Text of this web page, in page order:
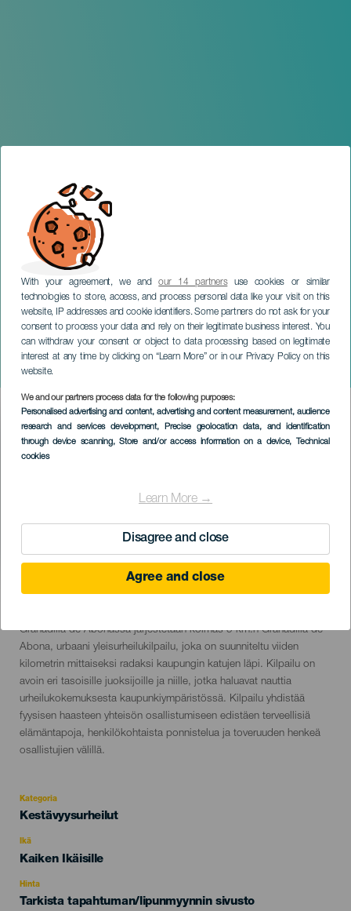
With your agreement, we andour 14 partnersuse cookies or similar
technologies to store, access, and process personal data like your visit on this
website, IP addresses and cookie identifiers. Some partners do not ask for your
consent to process your data and rely on their legitimate business interest. You
can withdraw your consent or object to data processing based on legitimate
interest at any time by clicking on “Learn More” or in our Privacy Policy on this
website.
We and our partners process data for the following purposes:
Personalised advertising and content, advertising and content measurement, audience
research and services development, Precise geolocation data, and identification
through device scanning, Store and/or access information on a device, Technical
cookies
Learn More →
Disagree and close
Agree and close
5Km Granadilla de Abona
TENERIFFA
Imagen
Listado
25 October 2026
Descripción
del
evento
Granadilla de Abonassa järjestetään kolmas 5 km:n Granadilla de
Abona, urbaani yleisurheilukilpailu, joka on suunniteltu viiden
kilometrin mittaiseksi radaksi kaupungin katujen läpi. Kilpailu on
avoin eri tasoisille juoksijoille ja niille, jotka haluavat nauttia
urheilukokemuksesta kaupunkiympäristössä. Kilpailu yhdistää
fyysisen haasteen yhteisön osallistumiseen edistäen terveellisiä
elämäntapoja, henkilökohtaista ponnistelua ja toveruuden henkeä
osallistujien välillä.
Kategoria
Categoría
evento
Kestävyysurheilut
Ikä
Edad
Kaiken Ikäisille
Hinta
Tarkista tapahtuman/lipunmyynnin sivusto